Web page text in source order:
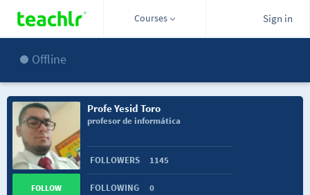
Courses Sign in
Offline
Profe Yesid Toro
profesor de informática
FOLLOWERS 1145
FOLLOWING 0
FOLLOW